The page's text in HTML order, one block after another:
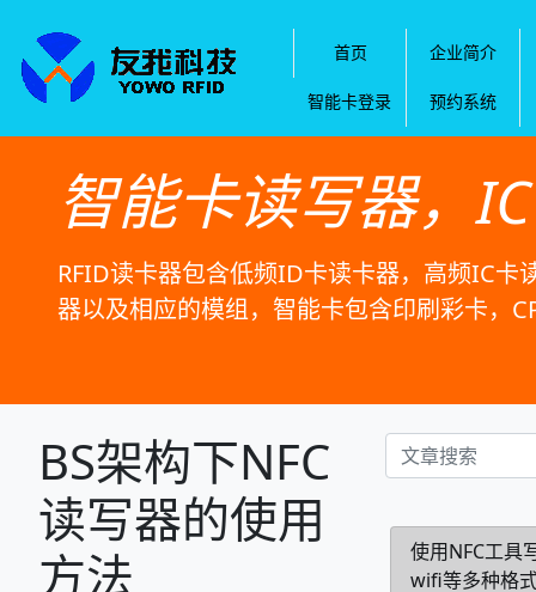
首页 企业简介
智能卡登录 预约系统
智能卡读写器，
RFID读卡器包含低频ID卡读卡器，高频IC卡
器以及相应的模组，智能卡包含印刷彩卡，
使用NFC工具
wifi等多种格
BS架构下NFC
读写器的使用
方法